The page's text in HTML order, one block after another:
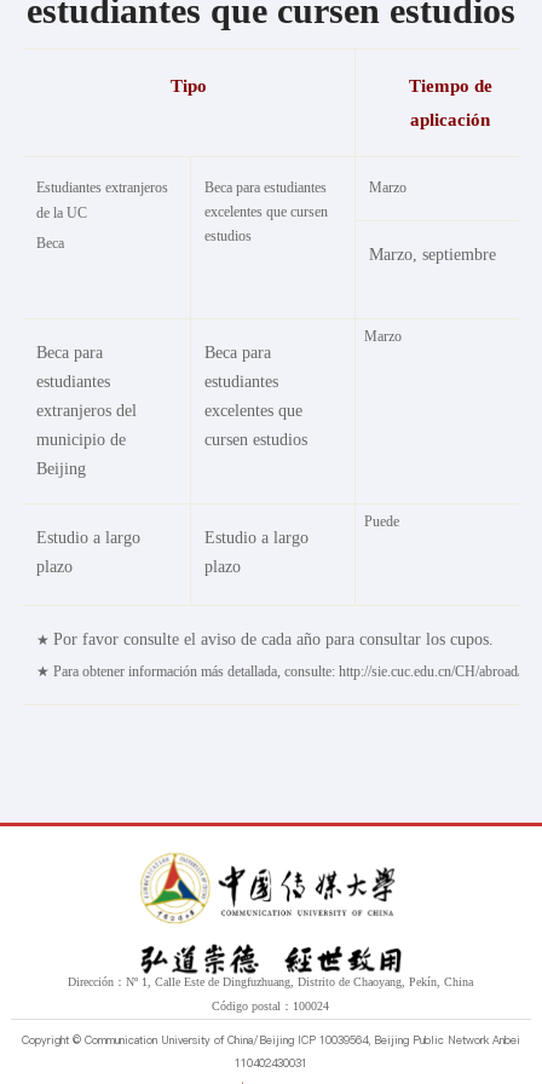
Académica
Disciplinas clave
Investigación
Comité Académico
Estilo CUC
Vida universitaria
Arte y Cultura
Atletismo y fitness
Estilo del estudiante
estudiantes que cursen estudios
Tipo
Tiempo de
aplicación
Estudiantes extranjeros
de la UC
Beca
Beca para estudiantes
excelentes que cursen
estudios
Marzo
Marzo, septiembre
Beca para
estudiantes
extranjeros del
municipio de
Beijing
Beca para
estudiantes
excelentes que
cursen estudios
Marzo
Estudio a largo
plazo
Estudio a largo
plazo
Puede
★ Por favor consulte el aviso de cada año para consultar los cupos.
★ Para obtener información más detallada, consulte: http://sie.cuc.edu.cn/CH/abroad/
Dirección：Nº 1, Calle Este de Dingfuzhuang, Distrito de Chaoyang, Pekín, China
Código postal：100024
Copyright © Communication University of China/Beijing ICP 10039564, Beijing Public Network Anbei
110402430031